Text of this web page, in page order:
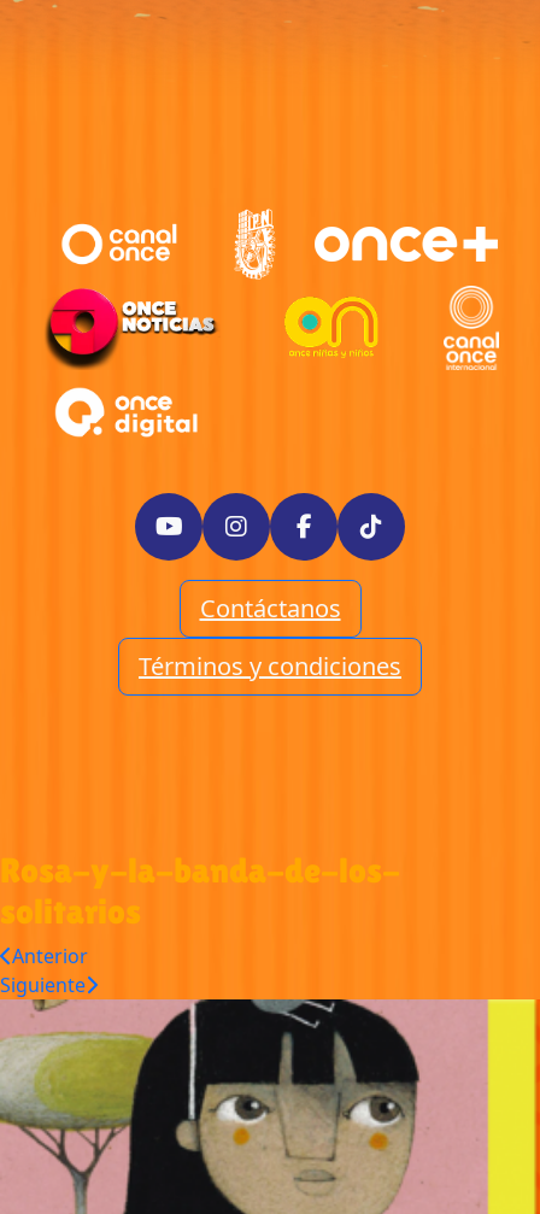
Contáctanos
Términos y condiciones
Rosa-y-la-banda-de-los-
solitarios
Anterior
Siguiente